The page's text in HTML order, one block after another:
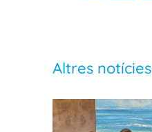
Altres notícies